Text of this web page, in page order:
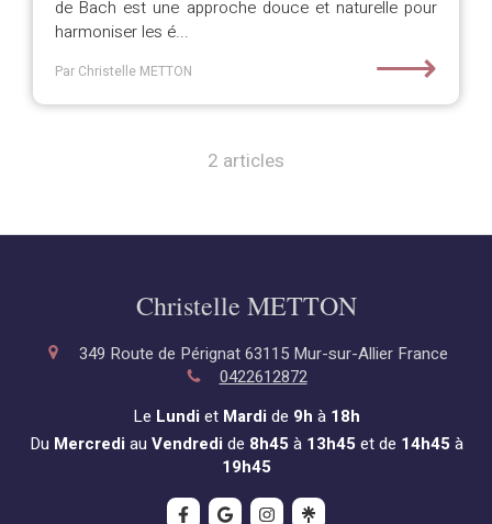
de Bach est une approche douce et naturelle pour
harmoniser les é...
Par Christelle METTON ⟶
2 articles
Christelle METTON
349 Route de Pérignat 63115 Mur-sur-Allier France
0422612872
Le Lundiet Mardide 9h à 18h
Du Mercrediau Vendredide 8h45 à 13h45 et de 14h45 à
19h45